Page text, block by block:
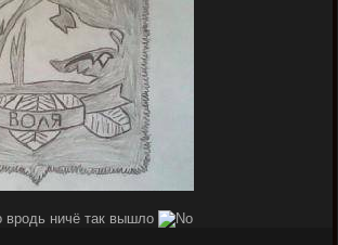
вродь ничё так вышло